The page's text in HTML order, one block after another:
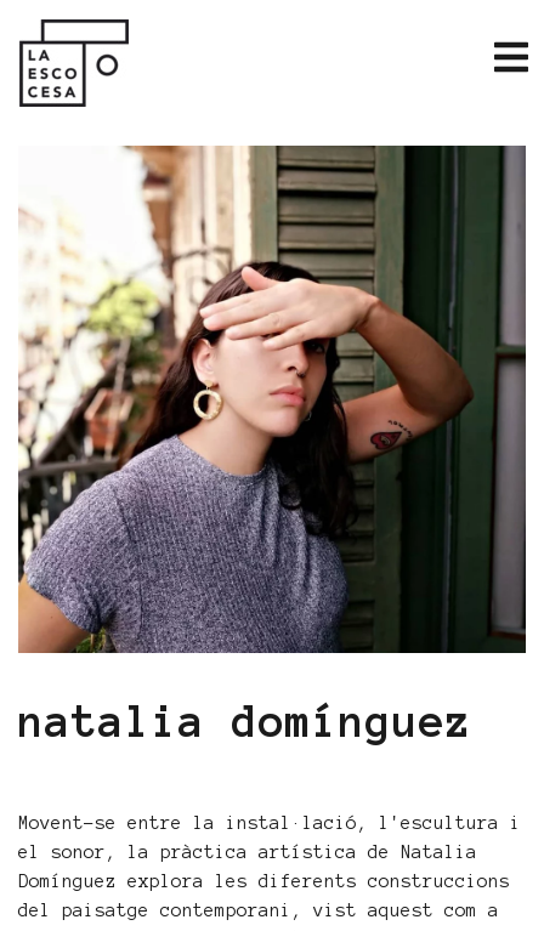
natalia domínguez
Movent-se entre la instal·lació, l'escultura i
el sonor, la pràctica artística de Natalia
Domínguez explora les diferents construccions
del paisatge contemporani, vist aquest com a